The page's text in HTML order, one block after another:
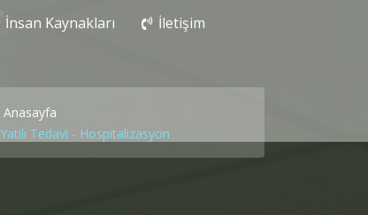
İnsan Kaynakları İletişim
Anasayfa
Yatılı Tedavi - Hospitalizasyon